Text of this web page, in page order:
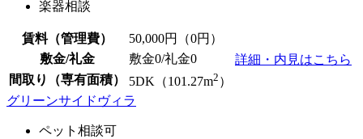
楽器相談
賃料（管理費） 50,000円（0円）
詳細・内見はこちら
敷金/礼金 敷金0/礼金0
間取り（専有面積）
5DK（101.27m2 ）
グリーンサイドヴィラ
ペット相談可